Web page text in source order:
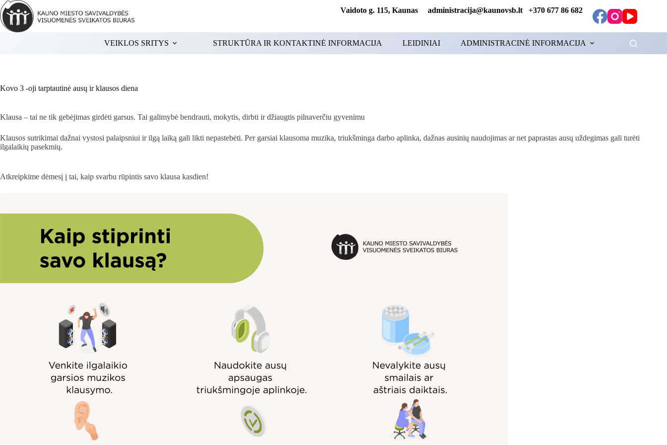
Skip
to
content
Vaidoto g. 115, Kaunas administracija@kaunovsb.lt +370 677 86 682
VEIKLOS SRITYS STRUKTŪRA IR KONTAKTINĖ INFORMACIJA LEIDINIAI ADMINISTRACINĖ INFORMACIJA
Kovo 3 -oji tarptautinė ausų ir klausos diena
Klausa – tai ne tik gebėjimas girdėti garsus. Tai galimybė bendrauti, mokytis, dirbti ir džiaugtis pilnaverčiu gyvenimu
Klausos sutrikimai dažnai vystosi palaipsniui ir ilgą laiką gali likti nepastebėti. Per garsiai klausoma muzika, triukšminga darbo aplinka, dažnas ausinių naudojimas ar net paprastas ausų uždegimas gali turėti
ilgalaikių pasekmių.
Atkreipkime dėmesį į tai, kaip svarbu rūpintis savo klausa kasdien!